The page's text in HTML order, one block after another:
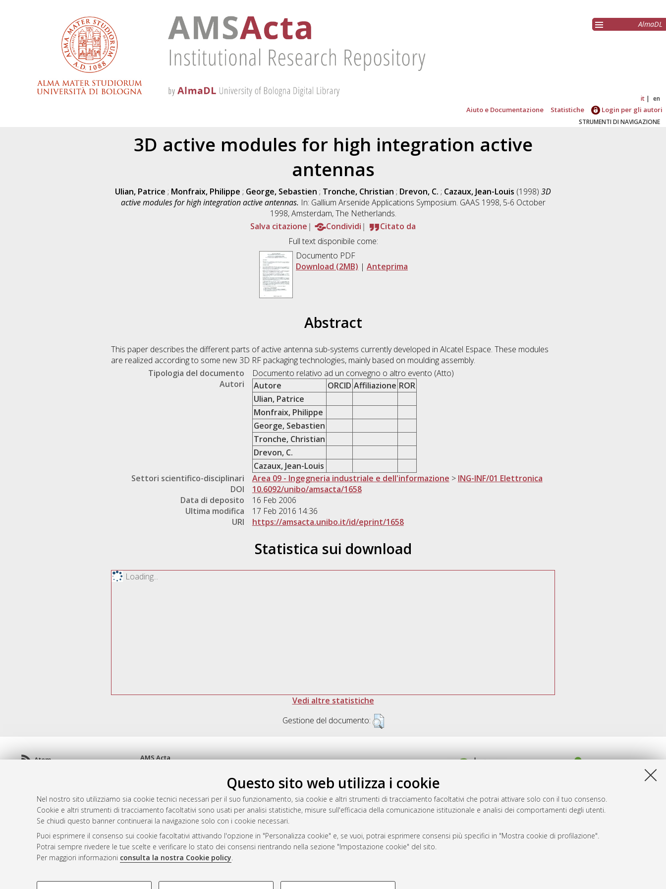
Questo sito web utilizza i cookie
Nel nostro sito utilizziamo sia cookie tecnici necessari per il suo funzionamento, sia cookie e altri strumenti di tracciamento facoltativi che potrai attivare solo con il tuo consenso.
Cookie e altri strumenti di tracciamento facoltativi sono usati per analisi statistiche, misure sull'efficacia della comunicazione istituzionale e analisi dei comportamenti degli utenti.
Se chiudi questo banner continuerai la navigazione solo con i cookie necessari.
Puoi esprimere il consenso sui cookie facoltativi attivando l'opzione in "Personalizza cookie" e, se vuoi, potrai esprimere consensi più specifici in "Mostra cookie di profilazione".
Potrai sempre rivedere le tue scelte e verificare lo stato dei consensi rientrando nella sezione "Impostazione cookie" del sito.
Per maggiori informazioni consulta la nostra Cookie policy.
COOKIE DI PROFILAZIONE - FACOLTATIVI COOKIE TECNICI - NECESSARI
AlmaDL
it en
Aiuto e Documentazione Statistiche Login per gli autori
STRUMENTI DI NAVIGAZIONE
3D active modules for high integration active
antennas
Ulian, Patrice ; Monfraix, Philippe ; George, Sebastien ; Tronche, Christian ; Drevon, C. ; Cazaux, Jean-Louis (1998) 3D
active modules for high integration active antennas. In: Gallium Arsenide Applications Symposium. GAAS 1998, 5-6 October
1998, Amsterdam, The Netherlands.
Salva citazione
Condividi
Citato da
Full text disponibile come:
Documento PDF
Download (2MB) | Anteprima
Abstract
This paper describes the different parts of active antenna sub-systems currently developed in Alcatel Espace. These modules
are realized according to some new 3D RF packaging technologies, mainly based on moulding assembly.
Tipologia del documento
Documento relativo ad un convegno o altro evento (Atto)
Autori
Autore ORCID Affiliazione ROR
Ulian, Patrice
Monfraix, Philippe
George, Sebastien
Tronche, Christian
Drevon, C.
Cazaux, Jean-Louis
Settori scientifico-disciplinari
Area 09 - Ingegneria industriale e dell'informazione > ING-INF/01 Elettronica
DOI
10.6092/unibo/amsacta/1658
Data di deposito
16 Feb 2006
Ultima modifica
17 Feb 2016 14:36
URI
https://amsacta.unibo.it/id/eprint/1658
Statistica sui download
Loading...
Vedi altre statistiche
Gestione del documento:
Atom
AMS Acta
doi.org/10.17616/R3P19R
Servizio implementato e gestito da
AlmaDL
Impostazioni Cookie
Informativa sulla privacy
Condizioni d'uso del sito
Mission e policies del repository